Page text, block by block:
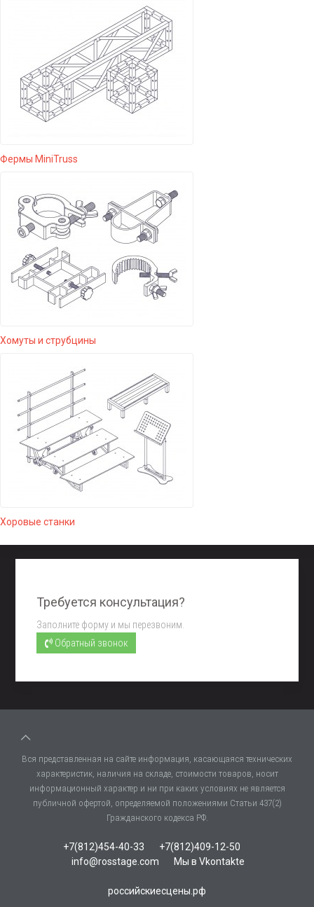
Фермы MiniTruss
Хомуты и струбцины
Хоровые станки
Требуется консультация?
Заполните форму и мы перезвоним.
Обратный звонок
Вся представленная на сайте информация, касающаяся технических
характеристик, наличия на складе, стоимости товаров, носит
информационный характер и ни при каких условиях не является
публичной офертой, определяемой положениями Статьи 437(2)
Гражданского кодекса РФ.
+7(812)454-40-33
+7(812)409-12-50
info@rosstage.com
Мы в Vkontakte
российскиесцены.рф